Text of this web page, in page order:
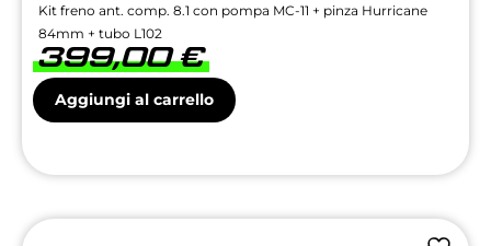
Kit freno ant. comp. 8.1 con pompa MC-11 + pinza Hurricane
84mm + tubo L102
399,00€
Aggiungi al carrello